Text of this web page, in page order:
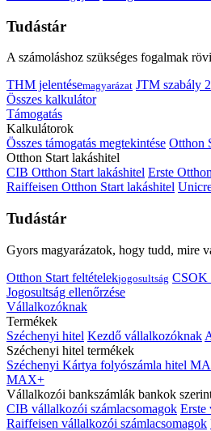
Tudástár
A számoláshoz szükséges fogalmak
THM jelentésemagyarázat JTM szabály
Összes kalkulátor
Támogatás
Kalkulátorok
Összes támogatás megtekintése Otthon
Otthon Start lakáshitel
CIB Otthon Start lakáshitel Erste
Raiffeisen Otthon Start lakáshitel
Tudástár
Gyors magyarázatok, hogy tudd, mire
Otthon Start feltételekjogosultság CSOK
Jogosultság ellenőrzése
Vállalkozóknak
Termékek
Széchenyi hitel Kezdő vállalkozóknak
Széchenyi hitel termékek
Széchenyi Kártya folyószámla hitel
MAX+
Vállalkozói bankszámlák bankok
CIB vállalkozói számlacsomagok Erste
Raiffeisen vállalkozói számlacsomagok